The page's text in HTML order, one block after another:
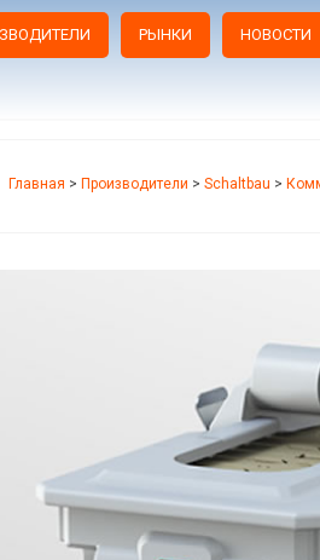
РЫНКИ НОВОСТИ
Главная > Производители > Schaltbau >